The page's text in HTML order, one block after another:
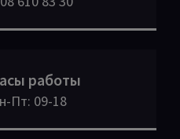
работы
Пт: 09-18